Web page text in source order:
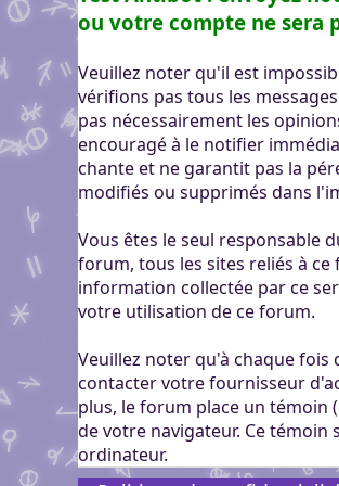
Pour
Visioconférence
Boutiques
Vous
Nous soutenir
ou votre compte ne sera
Veuillez noter qu'il est
vérifions pas tous les
pas nécessairement les
encouragé à le notifier
chante et ne garantit pas la
modifiés ou supprimés dans
Vous êtes le seul responsable
forum, tous les sites reliés à
information collectée par ce
votre utilisation de ce forum.
Veuillez noter qu'à chaque fois
contacter votre fournisseur
plus, le forum place un témoin
de votre navigateur. Ce
ordinateur.